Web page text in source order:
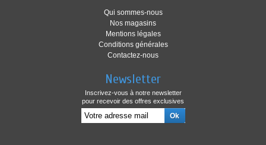
Qui sommes-nous
Nos magasins
Mentions légales
Conditions générales
Contactez-nous
Newsletter
Inscrivez-vous à notre newsletter
pour recevoir des offres exclusives